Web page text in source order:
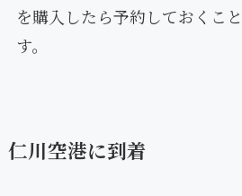
を購入したら予約しておくこ
す。
仁川空港に到着